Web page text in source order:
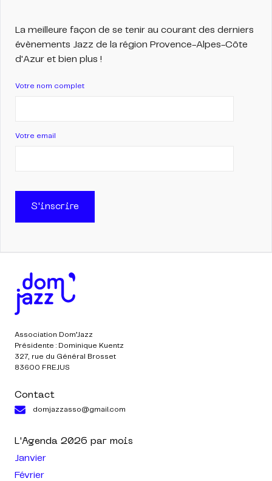
La meilleure façon de se tenir au courant des derniers
évènements Jazz de la région Provence-Alpes-Côte
d'Azur et bien plus !
Votre nom complet
Votre email
S'inscrire
Association Dom’Jazz
Présidente : Dominique Kuentz
327, rue du Général Brosset
83600 FREJUS
Contact
domjazzasso@gmail.com
L'Agenda 2026 par mois
Janvier
Février